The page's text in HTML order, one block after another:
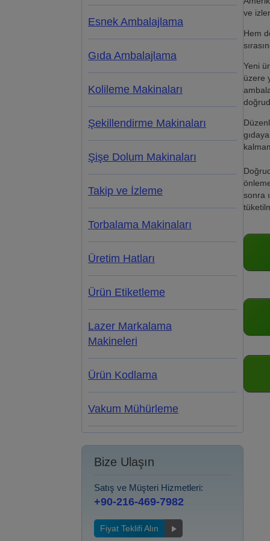
Esnek Ambalajlama
Gıda Ambalajlama
Kolileme Makinaları
Şekillendirme Makinaları
Şişe Dolum Makinaları
Takip ve İzleme
Torbalama Makinaları
Üretim Hatları
Ürün Etiketleme
Lazer Markalama
Makineleri
Ürün Kodlama
Vakum Mühürleme
Bize Ulaşın
Satış ve Müşteri Hizmetleri:
+90-216-469-7982
Fiyat Teklifi Alın
ve
Hem
Yeni
üzere
sonra